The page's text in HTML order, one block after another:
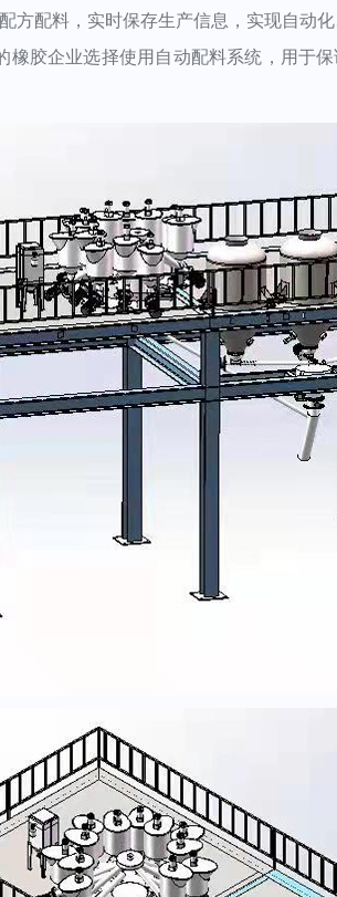
配料，实时保存生产信息，实现自动化
胶企业选择使用自动配料系统，用于